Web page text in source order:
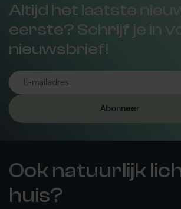
Altijd het laatste
eerste? Schrijf je in
nieuwsbrief!
Abonneer
Ook natuurlijk
huis?